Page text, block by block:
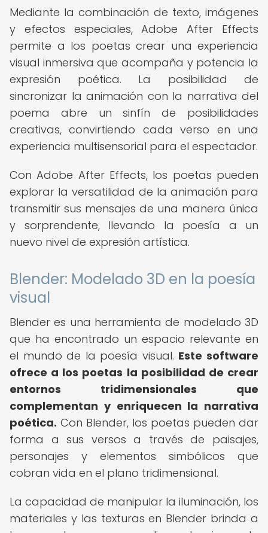
Mediante la combinación de texto, imágenes
y efectos especiales, Adobe After Effects
permite a los poetas crear una experiencia
visual inmersiva que acompaña y potencia la
expresión poética. La posibilidad de
sincronizar la animación con la narrativa del
poema abre un sinfín de posibilidades
creativas, convirtiendo cada verso en una
experiencia multisensorial para el espectador.
Con Adobe After Effects, los poetas pueden
explorar la versatilidad de la animación para
transmitir sus mensajes de una manera única
y sorprendente, llevando la poesía a un
nuevo nivel de expresión artística.
Blender: Modelado 3D en la poesía
visual
Blender es una herramienta de modelado 3D
que ha encontrado un espacio relevante en
el mundo de la poesía visual. Este software
ofrece a los poetas la posibilidad de crear
entornos tridimensionales que
complementan y enriquecen la narrativa
poética. Con Blender, los poetas pueden dar
forma a sus versos a través de paisajes,
personajes y elementos simbólicos que
cobran vida en el plano tridimensional.
La capacidad de manipular la iluminación, los
materiales y las texturas en Blender brinda a